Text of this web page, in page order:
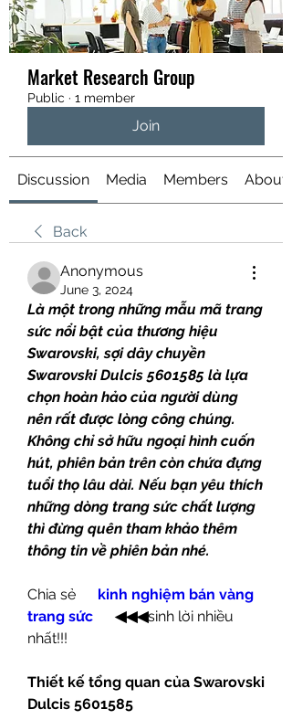
Market Research Group
Public · 1 member
Join
Discussion Media Members About
Back
Anonymous
June 3, 2024
Là một trong những mẫu mã trang
sức nổi bật của thương hiệu
Swarovski, sợi dây chuyền
Swarovski Dulcis 5601585 là lựa
chọn hoàn hảo của người dùng
nên rất được lòng công chúng.
Không chỉ sở hữu ngoại hình cuốn
hút, phiên bản trên còn chứa đựng
tuổi thọ lâu dài. Nếu bạn yêu thích
những dòng trang sức chất lượng
thì đừng quên tham khảo thêm
thông tin về phiên bản nhé.
Chia sẻ kinh nghiệm bán vàng
trang sức
◀◀◀sinh lời nhiều
nhất!!!
Thiết kế tổng quan của Swarovski
Dulcis 5601585